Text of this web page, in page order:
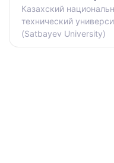
Казахский
технический
(Satbayev University)